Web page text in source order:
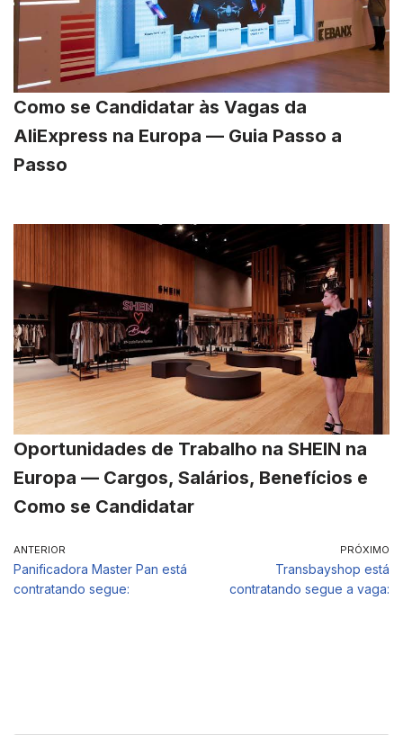
Como se Candidatar às Vagas da
AliExpress na Europa — Guia Passo a
Passo
Oportunidades de Trabalho na SHEIN na
Europa — Cargos, Salários, Benefícios e
Como se Candidatar
ANTERIOR
Panificadora Master Pan está
contratando segue:
PRÓXIMO
Transbayshop está
contratando segue a vaga: